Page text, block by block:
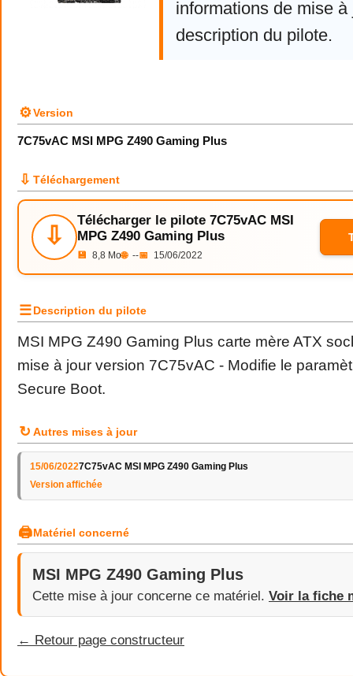
informations de mise à
description du pilote.
⚙Version
7C75vAC MSI MPG Z490 Gaming Plus
⇩ Téléchargement
⇩
Télécharger le pilote 7C75vAC MSI
MPG Z490 Gaming Plus
💾 8,8 Mo🌐 --📅 15/06/2022
☰Description du pilote
MSI MPG Z490 Gaming Plus carte mère ATX
mise à jour version 7C75vAC - Modifie le
Secure Boot.
↻ Autres mises à jour
15/06/20227C75vAC MSI MPG Z490 Gaming Plus
Version affichée
🖨Matériel concerné
MSI MPG Z490 Gaming Plus
Cette mise à jour concerne ce matériel. Voir la fiche
← Retour page constructeur